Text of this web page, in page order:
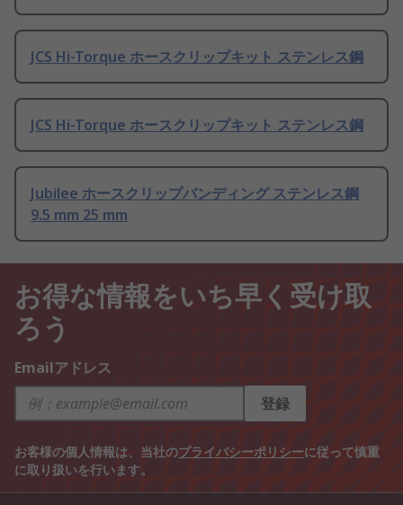
JCS Hi-Torque ホースクリップキット ステンレス鋼
JCS Hi-Torque ホースクリップキット ステンレス鋼
Jubilee ホースクリップバンディング ステンレス鋼
9.5 mm 25 mm
お得な情報をいち早く受け取
ろう
Emailアドレス
登録
お客様の個人情報は、当社のプライバシーポリシーに従って慎重
に取り扱いを行います。